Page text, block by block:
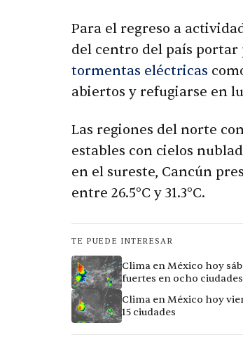
Para el regreso a
del centro del país portar
tormentas eléctricas
abiertos y refugiarse en
Las regiones del norte
estables con cielos
en el sureste, Cancún
entre 26.5°C y 31.3°C.
TE PUEDE INTERESAR
Clima en México hoy
fuertes en ocho ciudades
Clima en México hoy
15 ciudades